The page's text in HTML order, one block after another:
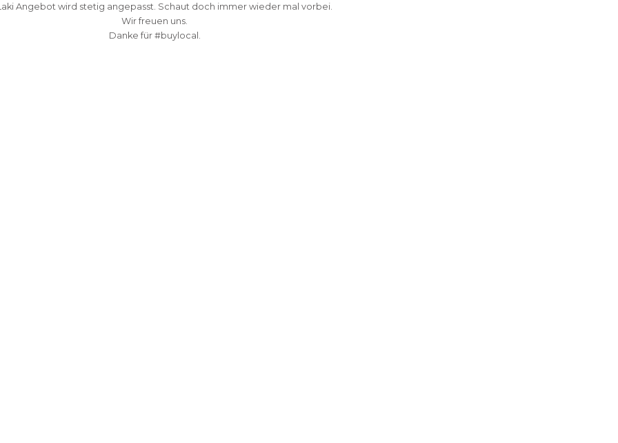
Angebot wird stetig angepasst. Schaut doch immer wieder mal vorbei.
Wir freuen uns.
Danke für #buylocal.